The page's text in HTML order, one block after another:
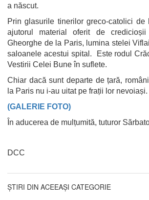
a născut.
Prin glasurile tinerilor greco-catolici
ajutorul material oferit de credicioșii
Gheorghe de la Paris, lumina stelei
saloanele acestui spital. Este rodul
Vestirii Celei Bune în suflete.
Chiar dacă sunt departe de țară,
la Paris nu i-au uitat pe frații lor nevoiași.
(GALERIE FOTO)
În aducerea de mulțumită, tuturor
DCC
ȘTIRI DIN ACEEAȘI CATEGORIE